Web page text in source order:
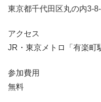
東京都千代田区丸の内3-
アクセス
JR・東京メトロ「有楽町
参加費用
無料